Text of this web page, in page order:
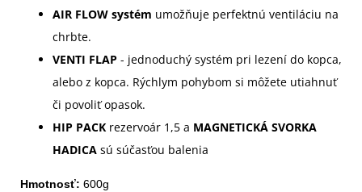
AIR FLOW systém umožňuje perfektnú ventiláciu na
chrbte.
VENTI FLAP - jednoduchý systém pri lezení do kopca,
alebo z kopca. Rýchlym pohybom si môžete utiahnuť
či povoliť opasok.
HIP PACK rezervoár 1,5 a MAGNETICKÁ SVORKA
HADICA sú súčasťou balenia
Hmotnosť: 600g